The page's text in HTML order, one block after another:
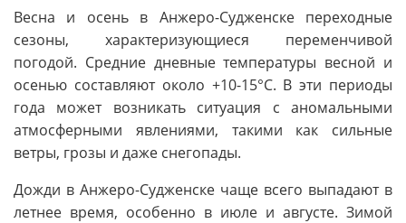
Весна и осень в Анжеро-Судженске переходные
сезоны, характеризующиеся переменчивой
погодой. Средние дневные температуры весной и
осенью составляют около +10-15°C. В эти периоды
года может возникать ситуация с аномальными
атмосферными явлениями, такими как сильные
ветры, грозы и даже снегопады.
Дожди в Анжеро-Судженске чаще всего выпадают в
летнее время, особенно в июле и августе. Зимой